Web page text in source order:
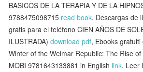
BASICOS DE LA TERAPIA Y DE LA
9788475098715 read book, Descargas de
gratis para el teléfono CIEN AÑOS DE
ILUSTRADA)download pdf, Ebooks
Winter of the Weimar Republic: The Rise
MOBI 9781643133881 in English link, Leer